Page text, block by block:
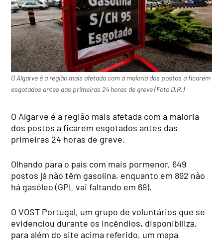
O Algarve é a região mais afetada com a maioria dos postos a ficarem
esgotados antes das primeiras 24 horas de greve (Foto D.R.)
O Algarve é a região mais afetada com a maioria
dos postos a ficarem esgotados antes das
primeiras 24 horas de greve.
Olhando para o país com mais pormenor, 649
postos já não têm gasolina, enquanto em 892 não
há gasóleo (GPL vai faltando em 69).
O VOST Portugal, um grupo de voluntários que se
evidenciou durante os incêndios, disponibiliza,
para além do site acima referido, um mapa